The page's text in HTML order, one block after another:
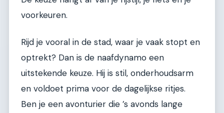
voorkeuren.
Rijd je vooral in de stad, waar je vaak stopt en
optrekt? Dan is de naafdynamo een
uitstekende keuze. Hij is stil, onderhoudsarm
en voldoet prima voor de dagelijkse ritjes.
Ben je een avonturier die ’s avonds lange